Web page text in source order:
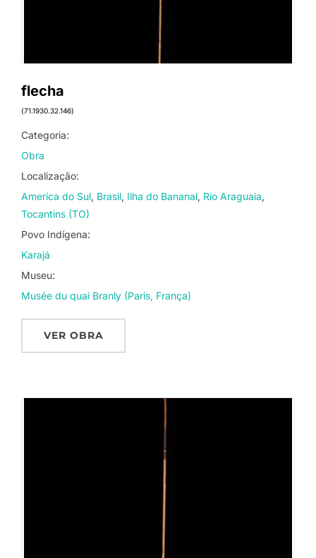
flecha
(71.1930.32.146)
Categoria:
Obra
Localização:
America do Sul Brasil Ilha do Bananal Rio Araguaia
Tocantins (TO)
Povo Indígena:
Karajá
Museu:
Musée du quai Branly (Paris, França)
VER OBRA